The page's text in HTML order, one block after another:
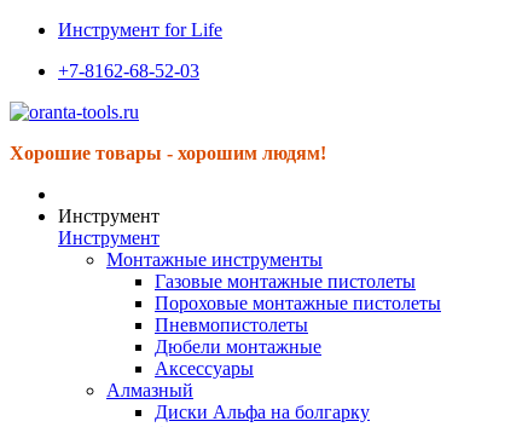
Инструмент for Life
+7-8162-68-52-03
Хорошие товары - хорошим людям!
Инструмент
Инструмент
Монтажные инструменты
Газовые монтажные пистолеты
Пороховые монтажные пистолеты
Пневмопистолеты
Дюбели монтажные
Аксессуары
Алмазный
Диски Альфа на болгарку